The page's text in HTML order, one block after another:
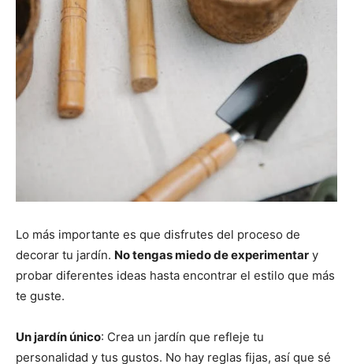
Lo más importante es que disfrutes del proceso de
decorar tu jardín. No tengas miedo de experimentar y
probar diferentes ideas hasta encontrar el estilo que más
te guste.
Un jardín único: Crea un jardín que refleje tu
personalidad y tus gustos. No hay reglas fijas, así que sé